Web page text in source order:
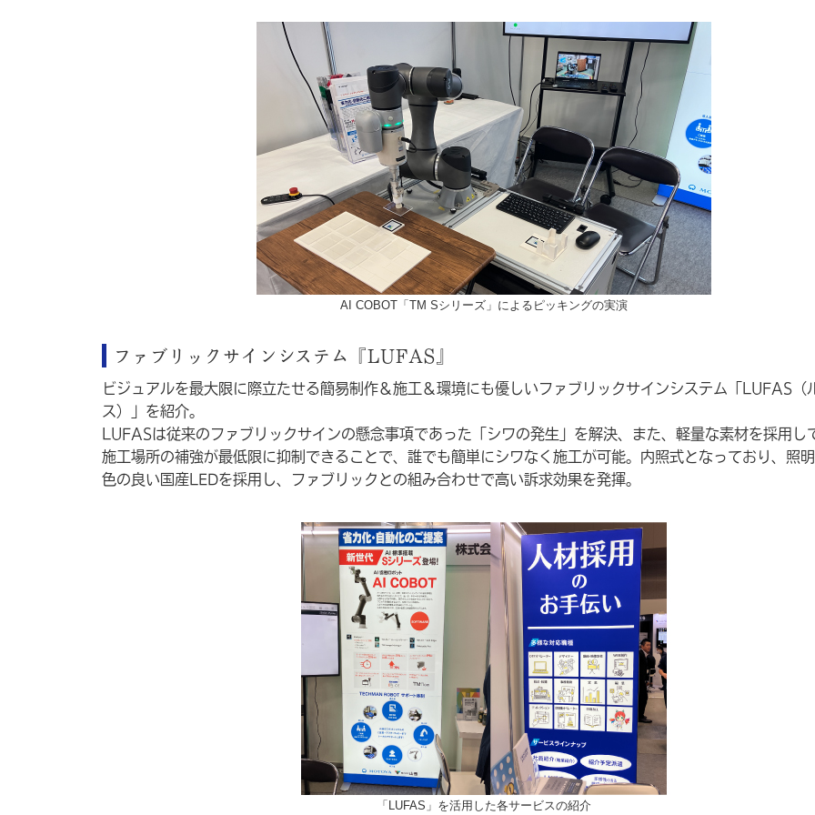
AI COBOT「TM Sシリーズ」によるピッキングの実演
ファブリックサインシステム『LUFAS』
ビジュアルを最大限に際立たせる簡易制作＆施工＆環境にも優しいファブリックサインシステム「LUFAS（
ス）」を紹介。
LUFASは従来のファブリックサインの懸念事項であった「シワの発生」を解決、また、軽量な素材を採用し
施工場所の補強が最低限に抑制できることで、誰でも簡単にシワなく施工が可能。内照式となっており、照
色の良い国産LEDを採用し、ファブリックとの組み合わせで高い訴求効果を発揮。
「LUFAS」を活用した各サービスの紹介